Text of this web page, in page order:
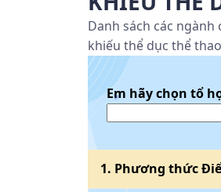
Danh sách các ngành
khiếu thể dục thể
Em hãy chọn tổ
1. Phương thức